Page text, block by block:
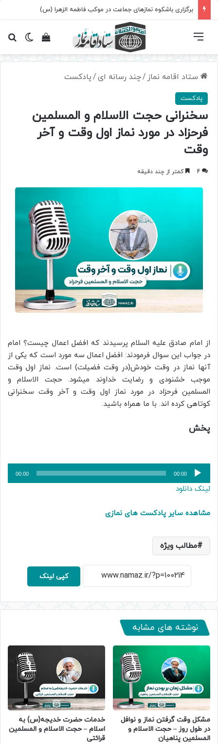
برگزاری باشکوه نمازهای جماعت در موکب فاطمه الزهرا (س)
تغییرمشاهده فهرست
ستاد اقامه نماز /چند رسانه ای/پادکست
پادکست
سخنرانی حجت الاسلام و المسلمین
فرحزاد در مورد نماز اول وقت و آخر
وقت
4 کمتر از چند دقیقه
از امام صادق علیه السلام پرسیدند که افضل اعمال چیست؟ امام
در جواب این سوال فرمودند: افضل اعمال سه مورد است که یکی از
آنها نماز در وقت خودش(در وقت فضیلت) است. نماز اول وقت
موجب خشنودی و رضایت خداوند میشود. حجت الاسلام و
المسلمین فرحزاد در مورد نماز اول وقت و آخر وقت سخنرانی
کوتاهی کرده اند. با ما همراه باشید.
پخش
پخش‌کننده
صوت
00:00
00:00
لینک دانلود
مشاهده سایر پادکست های نمازی
مطالب ویژه
کپی لینک
نوشته های مشابه
مشکل وقت گرفتن نماز و نوافل
در طول روز – حجت الاسلام و
المسلمین پناهیان
خدمات حضرت خدیجه(س) به
اسلام – حجت الاسلام و المسلمین
قرائتی